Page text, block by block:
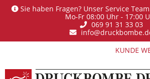
Sie haben Fragen? Unser Service
Mo-Fr 08:00 Uhr - 17:00
069 91 31 33 03
KUNDE